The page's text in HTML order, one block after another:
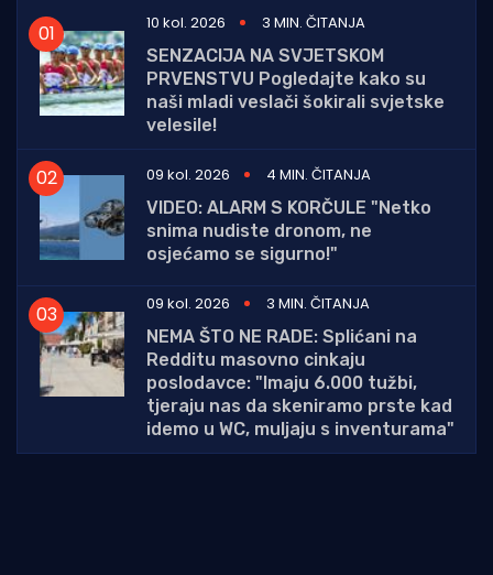
10 kol. 2026
3 MIN. ČITANJA
SENZACIJA NA SVJETSKOM
PRVENSTVU Pogledajte kako su
naši mladi veslači šokirali svjetske
velesile!
09 kol. 2026
4 MIN. ČITANJA
VIDEO: ALARM S KORČULE "Netko
snima nudiste dronom, ne
osjećamo se sigurno!"
09 kol. 2026
3 MIN. ČITANJA
NEMA ŠTO NE RADE: Splićani na
Redditu masovno cinkaju
poslodavce: "Imaju 6.000 tužbi,
tjeraju nas da skeniramo prste kad
idemo u WC, muljaju s inventurama"